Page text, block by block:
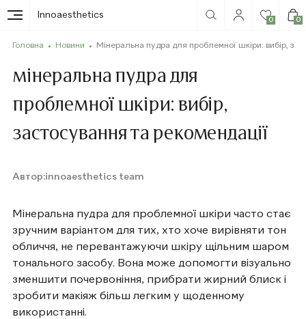
Innoaesthetics
0 0
Головна Новини Мінеральна пудра для проблемної шкіри: вибір,
мінеральна пудра для
проблемної шкіри: вибір,
застосування та рекомендації
Автор:innoaesthetics team
Мінеральна пудра для проблемної шкіри часто стає
зручним варіантом для тих, хто хоче вирівняти тон
обличчя, не перевантажуючи шкіру щільним шаром
тонального засобу. Вона може допомогти візуально
зменшити почервоніння, прибрати жирний блиск і
зробити макіяж більш легким у щоденному
використанні.